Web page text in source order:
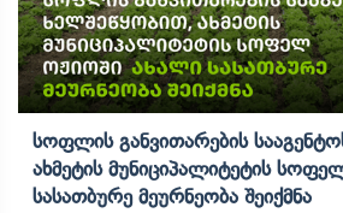
Სოფლის Განვითარების
Ახმეტის Მუნიციპალიტეტის
Სასათბურე Მეურნეობა Შეიქმნა